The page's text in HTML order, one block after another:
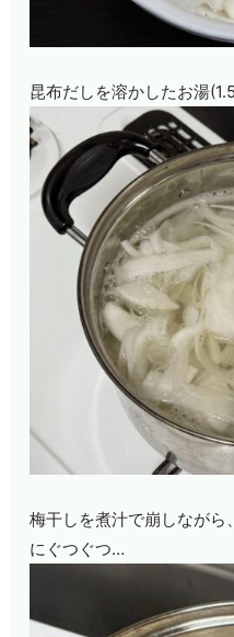
昆布だしを溶かしたお湯
梅干しを煮汁で崩しながら
にぐつぐつ…